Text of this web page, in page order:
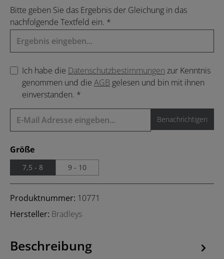
Bitte geben Sie das Ergebnis der Gleichung in das
nachfolgende Textfeld ein. *
Ich habe die Datenschutzbestimmungen zur Kenntnis
genommen und die AGB gelesen und bin mit ihnen
einverstanden. *
Benachrichtigen
Größeauswählen
7,5 - 8 9 - 10
Produktnummer: 10771
Hersteller: Bradleys
Beschreibung